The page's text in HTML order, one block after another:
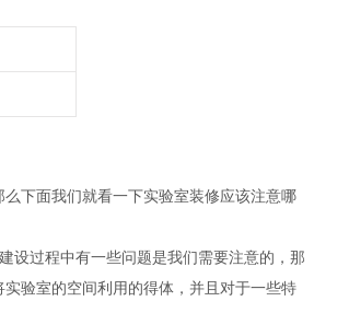
下面我们就看一下实验室装修应该注意哪
设过程中有一些问题是我们需要注意的，那
验室的空间利用的得体，并且对于一些特